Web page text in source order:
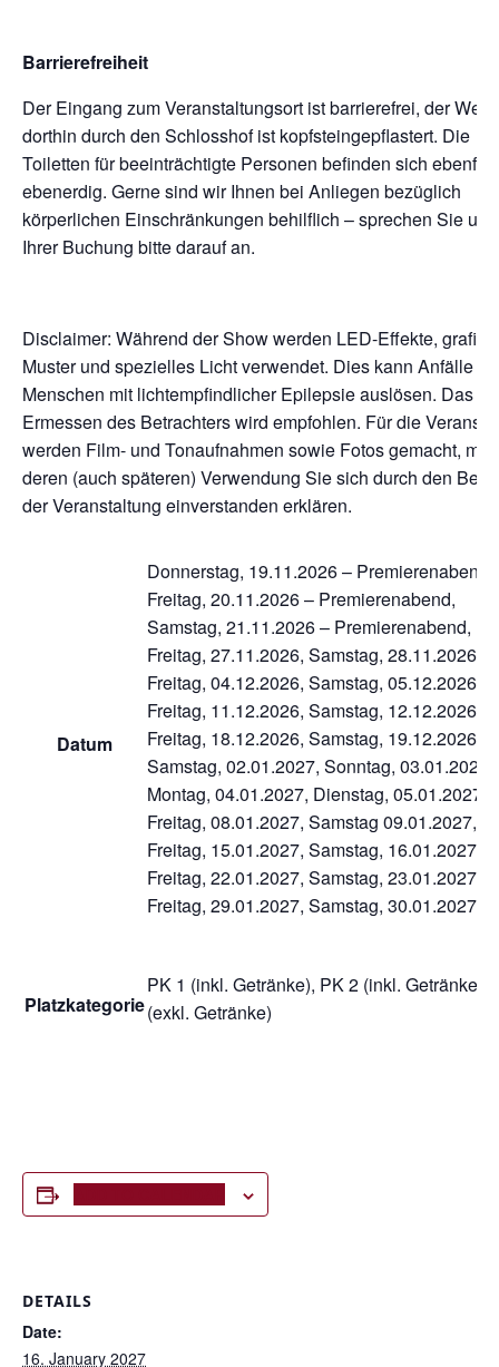
Barrierefreiheit
Der Eingang zum Veranstaltungsort ist barrierefrei, der Weg
dorthin durch den Schlosshof ist kopfsteingepflastert. Die
Toiletten für beeinträchtigte Personen befinden sich
ebenerdig. Gerne sind wir Ihnen bei Anliegen bezüglich
körperlichen Einschränkungen behilflich – sprechen Sie
Ihrer Buchung bitte darauf an.
Disclaimer: Während der Show werden LED-Effekte,
Muster und spezielles Licht verwendet. Dies kann Anfälle für
Menschen mit lichtempfindlicher Epilepsie auslösen. Das
Ermessen des Betrachters wird empfohlen. Für die
werden Film- und Tonaufnahmen sowie Fotos gemacht, mit
deren (auch späteren) Verwendung Sie sich durch den
der Veranstaltung einverstanden erklären.
Datum
Donnerstag, 19.11.2026 – Premierenabend,
Freitag, 20.11.2026 – Premierenabend,
Samstag, 21.11.2026 – Premierenabend,
Freitag, 27.11.2026, Samstag, 28.11.2026,
Freitag, 04.12.2026, Samstag, 05.12.2026,
Freitag, 11.12.2026, Samstag, 12.12.2026,
Freitag, 18.12.2026, Samstag, 19.12.2026,
Samstag, 02.01.2027, Sonntag, 03.01.2027,
Montag, 04.01.2027, Dienstag, 05.01.2027,
Freitag, 08.01.2027, Samstag 09.01.2027,
Freitag, 15.01.2027, Samstag, 16.01.2027,
Freitag, 22.01.2027, Samstag, 23.01.2027,
Freitag, 29.01.2027, Samstag, 30.01.2027
Platzkategorie
PK 1 (inkl. Getränke), PK 2 (inkl. Getränke),
(exkl. Getränke)
DETAILS
Date:
16. January 2027